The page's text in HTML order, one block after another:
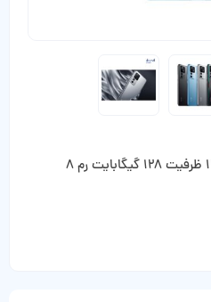
گوشی موبایل شیائومی 12T Pro ظرفیت 128 گیگابایت رم 8